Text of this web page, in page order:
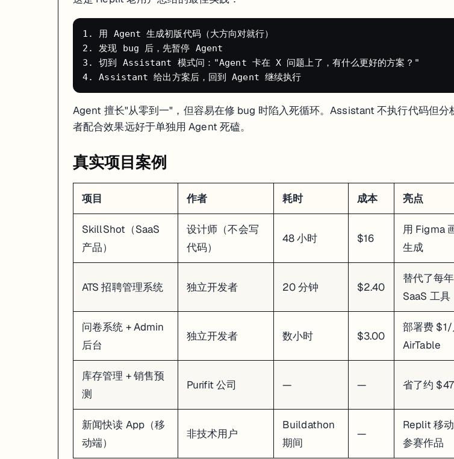
1. 用 Agent 生成初版代码（大方向对就行）
2. 发现 bug 后，先暂停 Agent
3. 切到 Assistant 模式问："Agent 卡在 X 问题上了，有什么更好的方案？"
Agent 擅长"从零到一"，但容易在修 bug 时陷入死循环。Assistant 不执行代码但分
者配合效果远好于单独用 Agent 死磕。
真实项目案例
项目 作者 耗时 成本 亮点
SkillShot（SaaS
产品）
设计师（不会写
代码）
48 小时 $16
用 Figma
生成
ATS 招聘管理系统 独立开发者 20 分钟 $2.40
替代了每
SaaS 工具
问卷系统 + Admin
后台
独立开发者 数小时 $3.00
部署费
AirTable
库存管理 + 销售预
测
Purifit 公司 — — 省了约
新闻快读 App（移
动端）
非技术用户
Buildathon
期间
—
Replit 移
参赛作品